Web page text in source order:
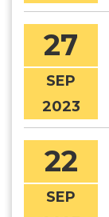
27
SEP
2023
22
SEP